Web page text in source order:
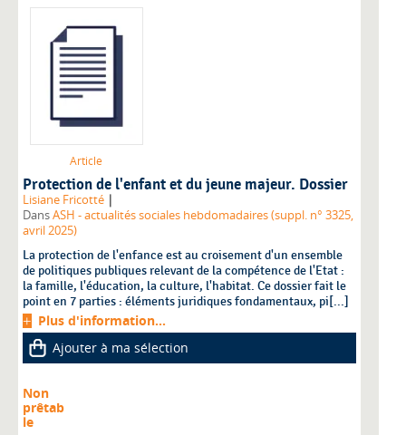
Article
Protection de l'enfant et du jeune majeur. Dossier
Lisiane Fricotté |
DansASH - actualités sociales hebdomadaires (suppl. n° 3325,
avril 2025)
La protection de l'enfance est au croisement d'un ensemble
de politiques publiques relevant de la compétence de l'Etat :
la famille, l'éducation, la culture, l'habitat. Ce dossier fait le
point en 7 parties : éléments juridiques fondamentaux, pi[...]
Plus d'information...
Ajouter à ma sélection
Non
prêtab
le